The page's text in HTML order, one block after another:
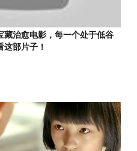
藏治愈电影，每一个处于低谷
部片子！